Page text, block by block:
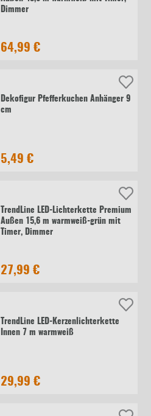
Dimmer
64,99 €
Dekofigur Pfefferkuchen Anhänger 9
cm
5,49 €
TrendLine LED-Lichterkette Premium
Außen 15,6 m warmweiß-grün mit
Timer, Dimmer
27,99 €
TrendLine LED-Kerzenlichterkette
Innen 7 m warmweiß
29,99 €